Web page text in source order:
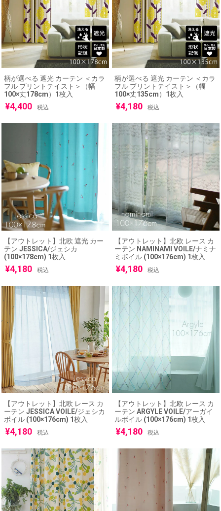
柄が選べる 遮光 カーテン ＜カラ
フル プリントテイスト＞（幅
100×丈178cm）1枚入
¥4,400 税込
柄が選べる 遮光 カーテン ＜カラ
フル プリントテイスト＞（幅
100×丈135cm）1枚入
¥4,180 税込
【アウトレット】北欧 遮光 カー
テン JESSICA/ジェシカ
(100×178cm) 1枚入
¥4,180 税込
【アウトレット】北欧 レース カ
ーテン NAMINAMI VOILE/ナミナ
ミボイル (100×176cm) 1枚入
¥4,180 税込
【アウトレット】北欧 レース カ
ーテン JESSICA VOILE/ジェシカ
ボイル (100×176cm) 1枚入
¥4,180 税込
【アウトレット】北欧 レース カ
ーテン ARGYLE VOILE/アーガイ
ルボイル (100×176cm) 1枚入
¥4,180 税込